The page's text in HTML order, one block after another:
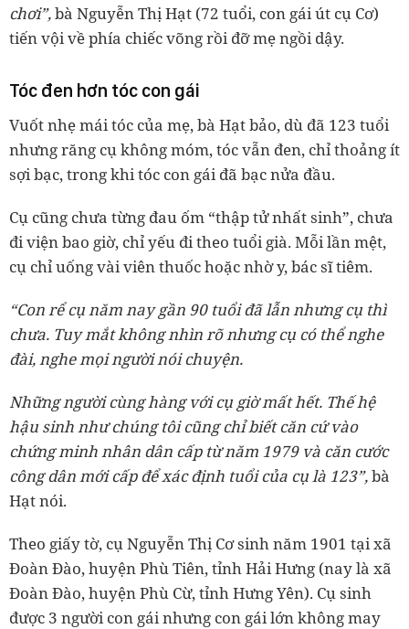
chơi”,bà Nguyễn Thị Hạt (72 tuổi, con gái út cụ Cơ)
tiến vội về phía chiếc võng rồi đỡ mẹ ngồi dậy.
Tóc đen hơn tóc con gái
Vuốt nhẹ mái tóc của mẹ, bà Hạt bảo, dù đã 123 tuổi
nhưng răng cụ không móm, tóc vẫn đen, chỉ thoảng ít
sợi bạc, trong khi tóc con gái đã bạc nửa đầu.
Cụ cũng chưa từng đau ốm “thập tử nhất sinh”, chưa
đi viện bao giờ, chỉ yếu đi theo tuổi già. Mỗi lần mệt,
cụ chỉ uống vài viên thuốc hoặc nhờ y, bác sĩ tiêm.
“Con rể cụ năm nay gần 90 tuổi đã lẫn nhưng cụ thì
chưa. Tuy mắt không nhìn rõ nhưng cụ có thể nghe
đài, nghe mọi người nói chuyện.
Những người cùng hàng với cụ giờ mất hết. Thế hệ
hậu sinh như chúng tôi cũng chỉ biết căn cứ vào
chứng minh nhân dân cấp từ năm 1979 và căn cước
công dân mới cấp để xác định tuổi của cụ là 123”,bà
Hạt nói.
Theo giấy tờ, cụ Nguyễn Thị Cơ sinh năm 1901 tại xã
Đoàn Đào, huyện Phù Tiên, tỉnh Hải Hưng (nay là xã
Đoàn Đào, huyện Phù Cừ, tỉnh Hưng Yên). Cụ sinh
được 3 người con gái nhưng con gái lớn không may